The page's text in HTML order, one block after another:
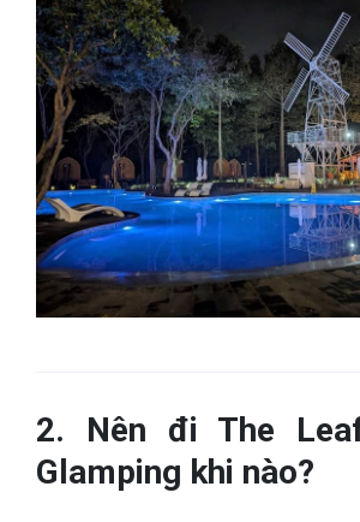
2. Nên đi The
Glamping khi nào?